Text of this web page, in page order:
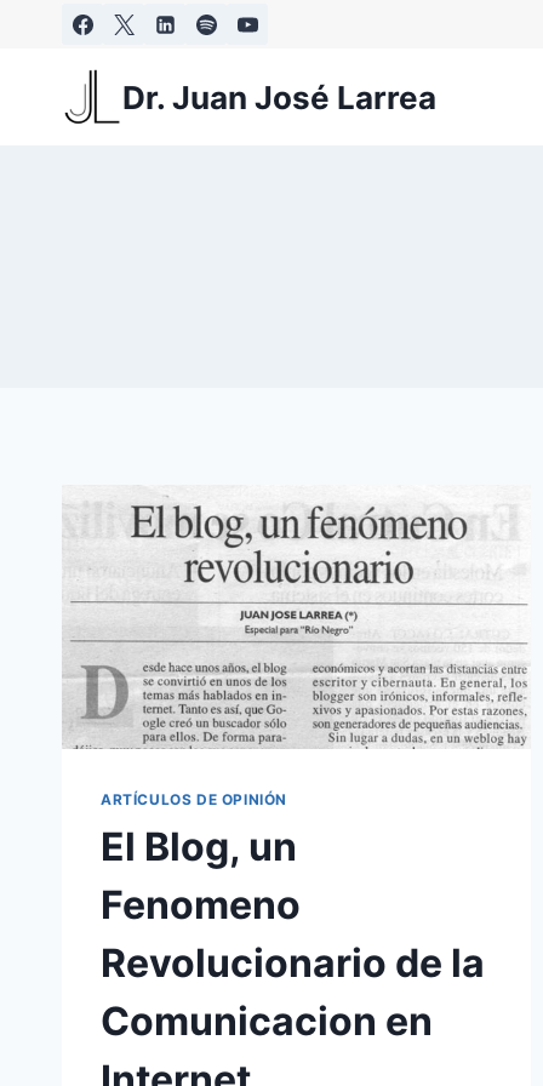
contenido
Dr. Juan José Larrea
ARTÍCULOS DE OPINIÓN
El Blog, un
Fenomeno
Revolucionario de la
Comunicacion en